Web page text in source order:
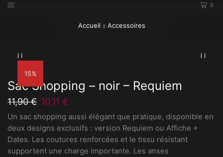
0
Accueil Accessoires
15%
Sac Shopping – noir – Requiem
11,90€ Le
initial
était :
11,90 €.
10,11 €
actuel
est :
10,11 €.
Un sac shopping aussi élégant que pratique, disponible en
deux designs exclusifs : version Requiem ou Affiche +
Dates. Les coutures renforcées et le tissu résistant
supportent une charge importante. Les anses